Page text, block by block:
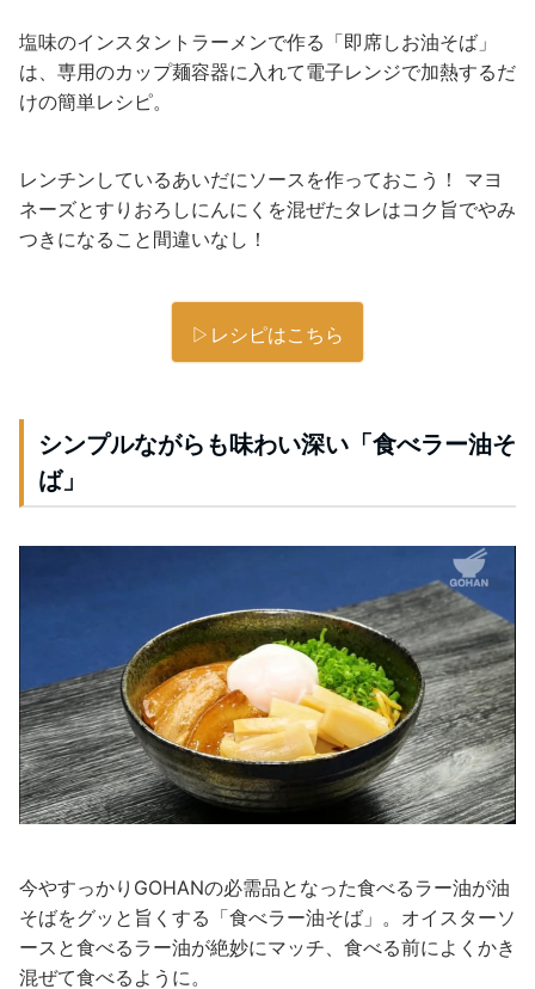
塩味のインスタントラーメンで作る「即席しお油そば」
は、専用のカップ麺容器に入れて電子レンジで加熱するだ
けの簡単レシピ。
レンチンしているあいだにソースを作っておこう！ マヨ
ネーズとすりおろしにんにくを混ぜたタレはコク旨でやみ
つきになること間違いなし！
▷レシピはこちら
シンプルながらも味わい深い「食べラー油そ
ば」
今やすっかりGOHANの必需品となった食べるラー油が油
そばをグッと旨くする「食べラー油そば」。オイスターソ
ースと食べるラー油が絶妙にマッチ、食べる前によくかき
混ぜて食べるように。